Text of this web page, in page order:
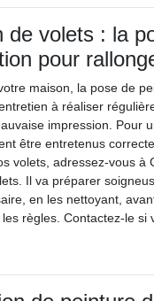
de volets : la
pour
maison, la pose de
à réaliser
impression. Pour
être entretenus
volets, adressez-vous à
Il va préparer
en les nettoyant,
règles. Contactez-le si